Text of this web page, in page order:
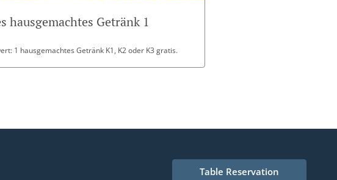
hausgemachtes Getränk 1
1 hausgemachtes Getränk K1, K2 oder K3 gratis.
Table Reservation